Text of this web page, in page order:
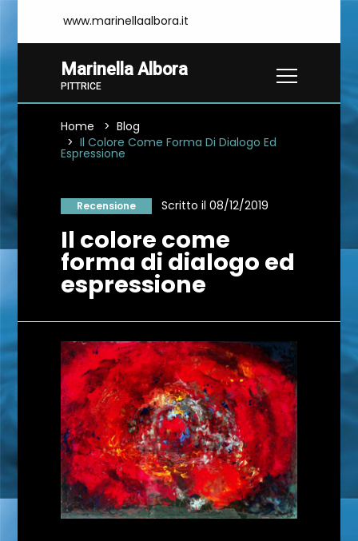
www.marinellaalbora.it
Marinella Albora
PITTRICE
Home
Blog
Il Colore Come Forma Di Dialogo Ed
Espressione
Recensione Scritto il 08/12/2019
Il colore come
forma di dialogo ed
espressione